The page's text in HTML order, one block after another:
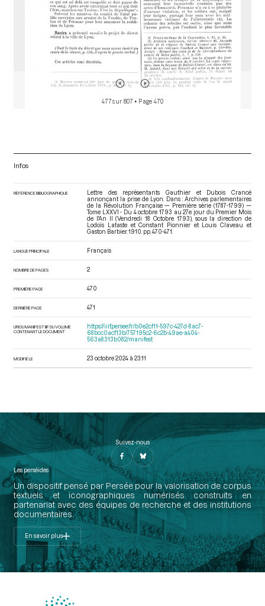
477 sur 807 • Page 470
Infos
RÉFÉRENCE BIBLIOGRAPHIQUE
Lettre des représentants Gauthier et Dubois Crancé
annonçant la prise de Lyon. Dans : Archives parlementaires
de la Révolution Française — Première série (1787-1799) —
Tome LXXVI - Du 4 octobre 1793 au 27e jour du Premier Mois
de l'An II (Vendredi 18 Octobre 1793), sous la direction de
Lodoïs Lataste et Constant Pionnier et Louis Claveau et
Gaston Barbier. 1910. pp. 470-471.
LANGUE PRINCIPALE Français
NOMBRE DE PAGES 2
PREMIÈRE PAGE 470
DERNIÈRE PAGE 471
URI DU MANIFEST IIIF DU VOLUME
CONTENANT LE DOCUMENT
https://iiif.persee.fr/b0e2cf11-597c-427d-8ac7-
68bcc0acf13b/757195c2-6c2b-49ae-a404-
563a8313b082/manifest
MODIFIÉ LE 23 octobre 2024 à 23:11
Suivez-nous
Les perséides
Un dispositif pensé par Persée pour la valorisation de corpus
textuels et iconographiques numérisés construits en
partenariat avec des équipes de recherche et des institutions
documentaires.
En savoir plus